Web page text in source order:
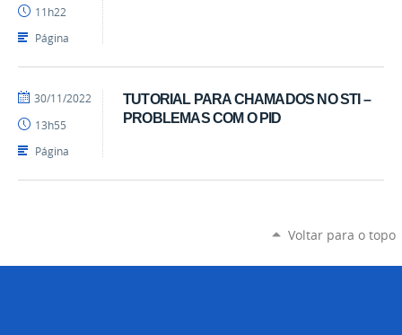
11h22
Página
TUTORIAL PARA CHAMADOS NO STI –
PROBLEMAS COM O PID
por
publicado
30/11/2022
13h55
Página
Voltar para o topo